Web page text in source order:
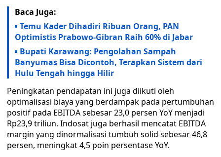
Baca Juga:
Temu Kader Dihadiri Ribuan Orang, PAN
Optimistis Prabowo-Gibran Raih 60% di Jabar
Bupati Karawang: Pengolahan Sampah
Banyumas Bisa Dicontoh, Terapkan Sistem dari
Hulu Tengah hingga Hilir
Peningkatan pendapatan ini juga diikuti oleh
optimalisasi biaya yang berdampak pada pertumbuhan
positif pada EBITDA sebesar 23,0 persen YoY menjadi
Rp23,9 triliun. Indosat juga berhasil mencatat EBITDA
margin yang dinormalisasi tumbuh solid sebesar 46,8
persen, meningkat 4,5 poin persentase YoY.